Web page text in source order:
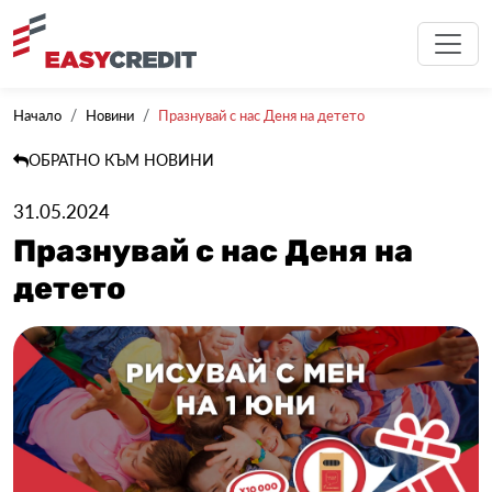
Начало Новини Празнувай с нас Деня на детето
ОБРАТНО КЪМ НОВИНИ
31.05.2024
Празнувай с нас Деня на
детето